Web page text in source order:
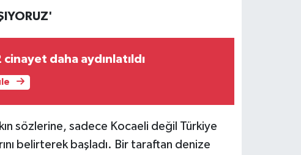
cinayet daha aydınlatıldı
sözlerine, sadece Kocaeli değil Türkiye
belirterek başladı. Bir taraftan denize